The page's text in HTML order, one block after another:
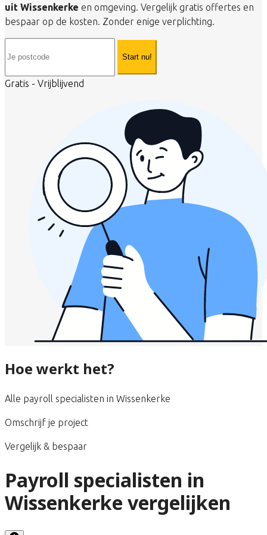
uit Wissenkerke en omgeving. Vergelijk gratis offertes en
bespaar op de kosten. Zonder enige verplichting.
Start nu!
Gratis - Vrijblijvend
Hoe werkt het?
Alle payroll specialisten in Wissenkerke
Omschrijf je project
Vergelijk & bespaar
Payroll specialisten in
Wissenkerke vergelijken